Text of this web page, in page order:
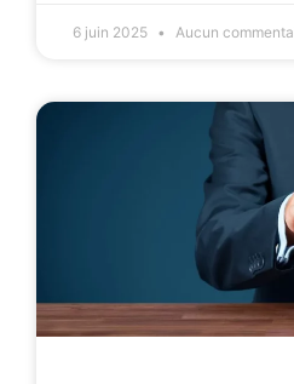
6 juin 2025 Aucun